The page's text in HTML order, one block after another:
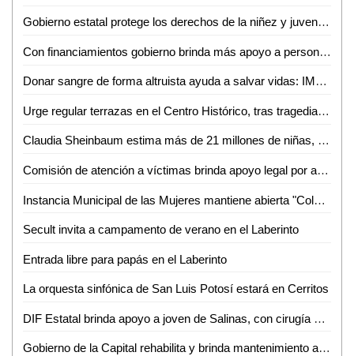
Gobierno estatal protege los derechos de la niñez y juventud potosina
Con financiamientos gobierno brinda más apoyo a personas con discapacidad
Donar sangre de forma altruista ayuda a salvar vidas: IMSS San Luis Potosí
Urge regular terrazas en el Centro Histórico, tras tragedia en el "Rich"
Claudia Sheinbaum estima más de 21 millones de niñas, niños y jóvenes beneficiados durante su sexenio con la beca para estudiantes de educación básica
Comisión de atención a víctimas brinda apoyo legal por accidente en Rich
Instancia Municipal de las Mujeres mantiene abierta "Colecta para una Menstruación Digna"
Secult invita a campamento de verano en el Laberinto
Entrada libre para papás en el Laberinto
La orquesta sinfónica de San Luis Potosí estará en Cerritos
DIF Estatal brinda apoyo a joven de Salinas, con cirugía de especialidad
Gobierno de la Capital rehabilita y brinda mantenimiento a cárcamos de Los Silos y Las Mercedes